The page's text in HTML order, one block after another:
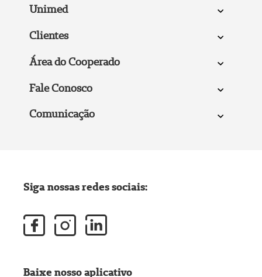
Unimed
Clientes
Área do Cooperado
Fale Conosco
Comunicação
Siga nossas redes sociais:
Baixe nosso aplicativo